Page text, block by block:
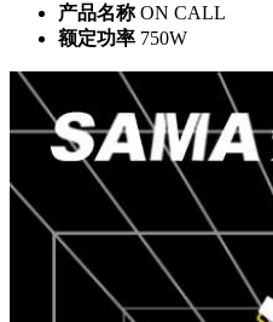
产品名称 ON CALL
额定功率 750W